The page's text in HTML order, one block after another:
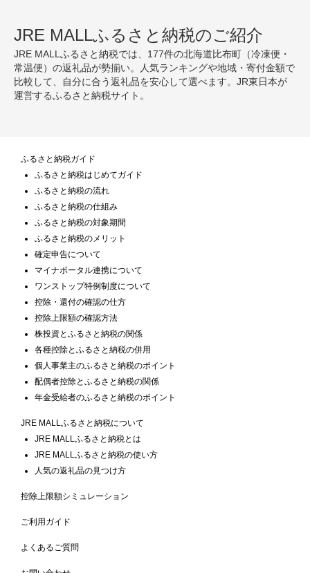
JRE MALLふるさと納税のご紹介
JRE MALLふるさと納税では、177件の北海道比布町（冷凍便・
常温便）の返礼品が勢揃い。人気ランキングや地域・寄付金額で
比較して、自分に合う返礼品を安心して選べます。JR東日本が
運営するふるさと納税サイト。
ふるさと納税ガイド
ふるさと納税はじめてガイド
ふるさと納税の流れ
ふるさと納税の仕組み
ふるさと納税の対象期間
ふるさと納税のメリット
確定申告について
マイナポータル連携について
ワンストップ特例制度について
控除・還付の確認の仕方
控除上限額の確認方法
株投資とふるさと納税の関係
各種控除とふるさと納税の併用
個人事業主のふるさと納税のポイント
配偶者控除とふるさと納税の関係
年金受給者のふるさと納税のポイント
JRE MALLふるさと納税について
JRE MALLふるさと納税とは
JRE MALLふるさと納税の使い方
人気の返礼品の見つけ方
控除上限額シミュレーション
ご利用ガイド
よくあるご質問